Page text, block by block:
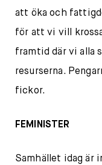
att öka och
för att vi vill
framtid där vi alla
resurserna.
fickor.
FEMINISTER
Samhället idag är